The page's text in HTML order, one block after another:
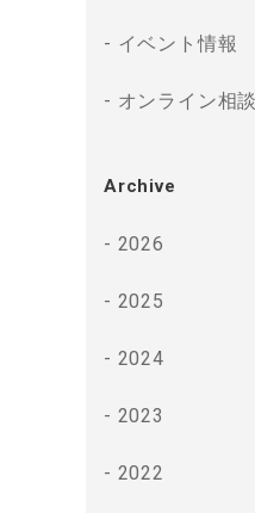
イベント情報
オンライン相
Archive
2026
2025
2024
2023
2022